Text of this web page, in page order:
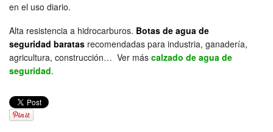
en el uso diario.
Alta resistencia a hidrocarburos. Botas de agua de
seguridad baratas recomendadas para industria, ganadería,
agricultura, construcción… Ver más calzado de agua de
seguridad.